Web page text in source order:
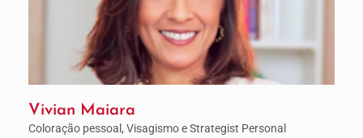
Vivian Maiara
Coloração pessoal, Visagismo e Strategist Personal